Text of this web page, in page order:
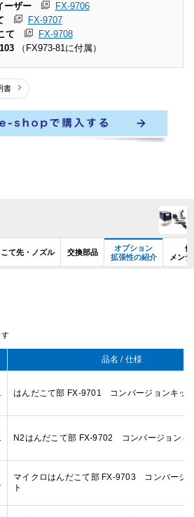
ーザー
FX-9706
FX-9707
て
FX-9708
（FX973-81に付属）
書
こて先・ノズル 交換部品
オプション
拡張性の紹介
使
メン
品名 / 仕様
はんだこて部 FX-9701 コンバージョンキッ
N2はんだこて部 FX-9702 コンバージョンキ
マイクロはんだこて部 FX-9703 コンバージ
ト